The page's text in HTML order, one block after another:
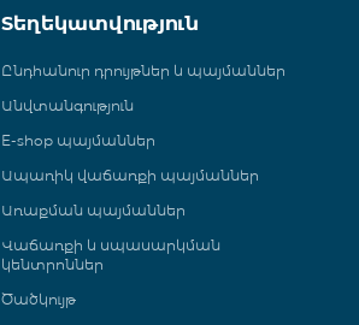
Տեղեկատվություն
Ընդհանուր դրույթներ և պայմաններ
Անվտանգություն
E-shop պայմաններ
Ապառիկ վաճառքի պայմաններ
Առաքման պայմաններ
Վաճառքի և սպասարկման
կենտրոններ
Ծածկույթ